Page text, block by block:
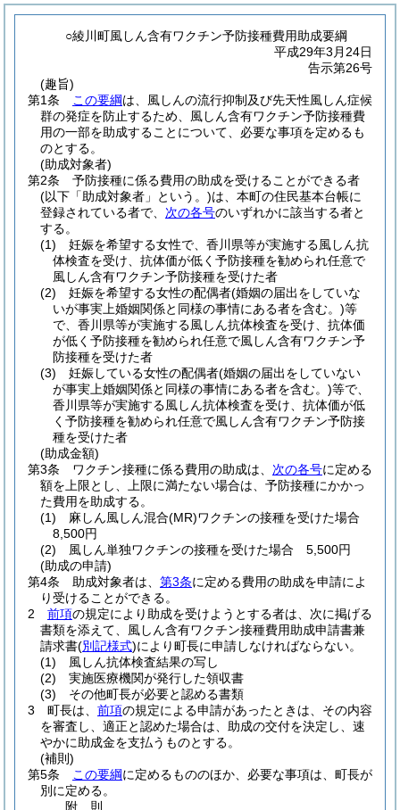
○綾川町風しん含有ワクチン予防接種費用助成要綱
平成29年3月24日
告示第26号
(趣旨)
第1条
この要綱は、風しんの流行抑制及び先天性風しん症候
群の発症を防止するため、風しん含有ワクチン予防接種費
用の一部を助成することについて、必要な事項を定めるも
のとする。
(助成対象者)
第2条
予防接種に係る費用の助成を受けることができる者
(以下「助成対象者」という。)は、本町の住民基本台帳に
登録されている者で、 次の各号のいずれかに該当する者と
する。
(1)
妊娠を希望する女性で、香川県等が実施する風しん抗
体検査を受け、抗体価が低く予防接種を勧められ任意で
風しん含有ワクチン予防接種を受けた者
(2)
妊娠を希望する女性の配偶者(婚姻の届出をしていな
いが事実上婚姻関係と同様の事情にある者を含む。)等
で、香川県等が実施する風しん抗体検査を受け、抗体価
が低く予防接種を勧められ任意で風しん含有ワクチン予
防接種を受けた者
(3)
妊娠している女性の配偶者(婚姻の届出をしていない
が事実上婚姻関係と同様の事情にある者を含む。)等で、
香川県等が実施する風しん抗体検査を受け、抗体価が低
く予防接種を勧められ任意で風しん含有ワクチン予防接
種を受けた者
(助成金額)
第3条
ワクチン接種に係る費用の助成は、 次の各号に定める
額を上限とし、上限に満たない場合は、予防接種にかかっ
た費用を助成する。
(1)
麻しん風しん混合(MR)ワクチンの接種を受けた場合
8,500円
(2)
風しん単独ワクチンの接種を受けた場合 5,500円
(助成の申請)
第4条
助成対象者は、 第3条に定める費用の助成を申請によ
り受けることができる。
2
前項の規定により助成を受けようとする者は、次に掲げる
書類を添えて、風しん含有ワクチン接種費用助成申請書兼
請求書(別記様式)により町長に申請しなければならない。
(1)
風しん抗体検査結果の写し
(2)
実施医療機関が発行した領収書
(3)
その他町長が必要と認める書類
3
町長は、 前項の規定による申請があったときは、その内容
を審査し、適正と認めた場合は、助成の交付を決定し、速
やかに助成金を支払うものとする。
(補則)
第5条
この要綱に定めるもののほか、必要な事項は、町長が
別に定める。
附 則